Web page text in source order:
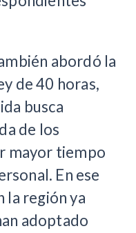
abordó la
de 40 horas,
busca
de los
mayor tiempo
En ese
la región ya
adoptado